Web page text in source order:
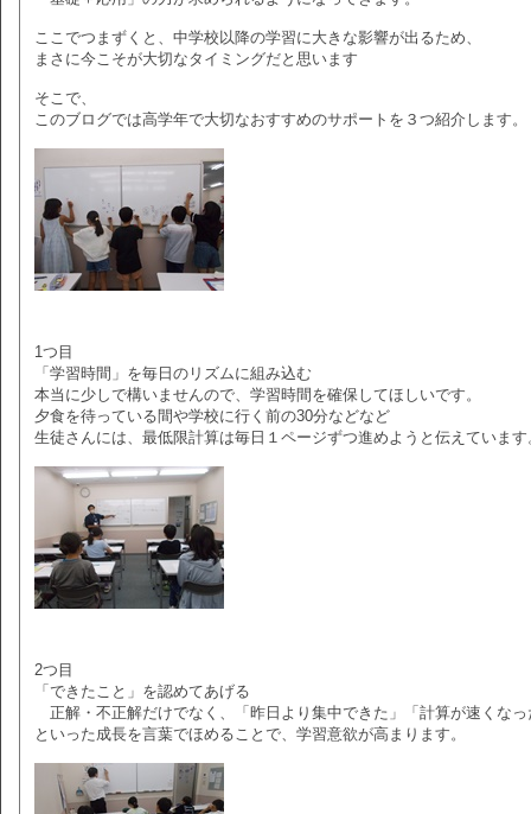
ここでつまずくと、中学校以降の学習に大きな影響が出るため、
まさに今こそが大切なタイミングだと思います
そこで、
このブログでは高学年で大切なおすすめのサポートを３つ紹介します。
1つ目
「学習時間」を毎日のリズムに組み込む
本当に少しで構いませんので、学習時間を確保してほしいです。
夕食を待っている間や学校に行く前の30分などなど
生徒さんには、最低限計算は毎日１ページずつ進めようと伝えています
2つ目
「できたこと」を認めてあげる
正解・不正解だけでなく、「昨日より集中できた」「計算が速くなっ
といった成長を言葉でほめることで、学習意欲が高まります。